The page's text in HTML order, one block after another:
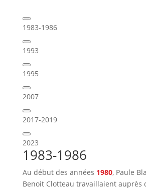
1983-1986
1993
1995
2007
2017-2019
2023
1983-1986
Au début des années 1980, Paule
Benoit Clotteau travaillaient auprès